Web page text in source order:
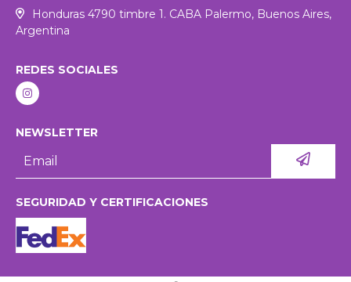
Honduras 4790 timbre 1. CABA Palermo, Buenos Aires,
Argentina
REDES SOCIALES
NEWSLETTER
SEGURIDAD Y CERTIFICACIONES